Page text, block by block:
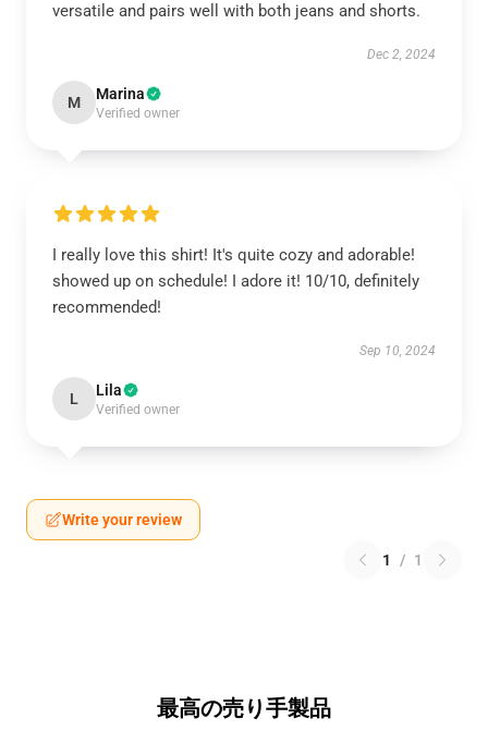
versatile and pairs well with both jeans and shorts.
Dec 2, 2024
M Marina
Verified owner
I really love this shirt! It's quite cozy and adorable!
showed up on schedule! I adore it! 10/10, definitely
recommended!
Sep 10, 2024
L Lila
Verified owner
Write your review
1 / 1
最高の売り手製品